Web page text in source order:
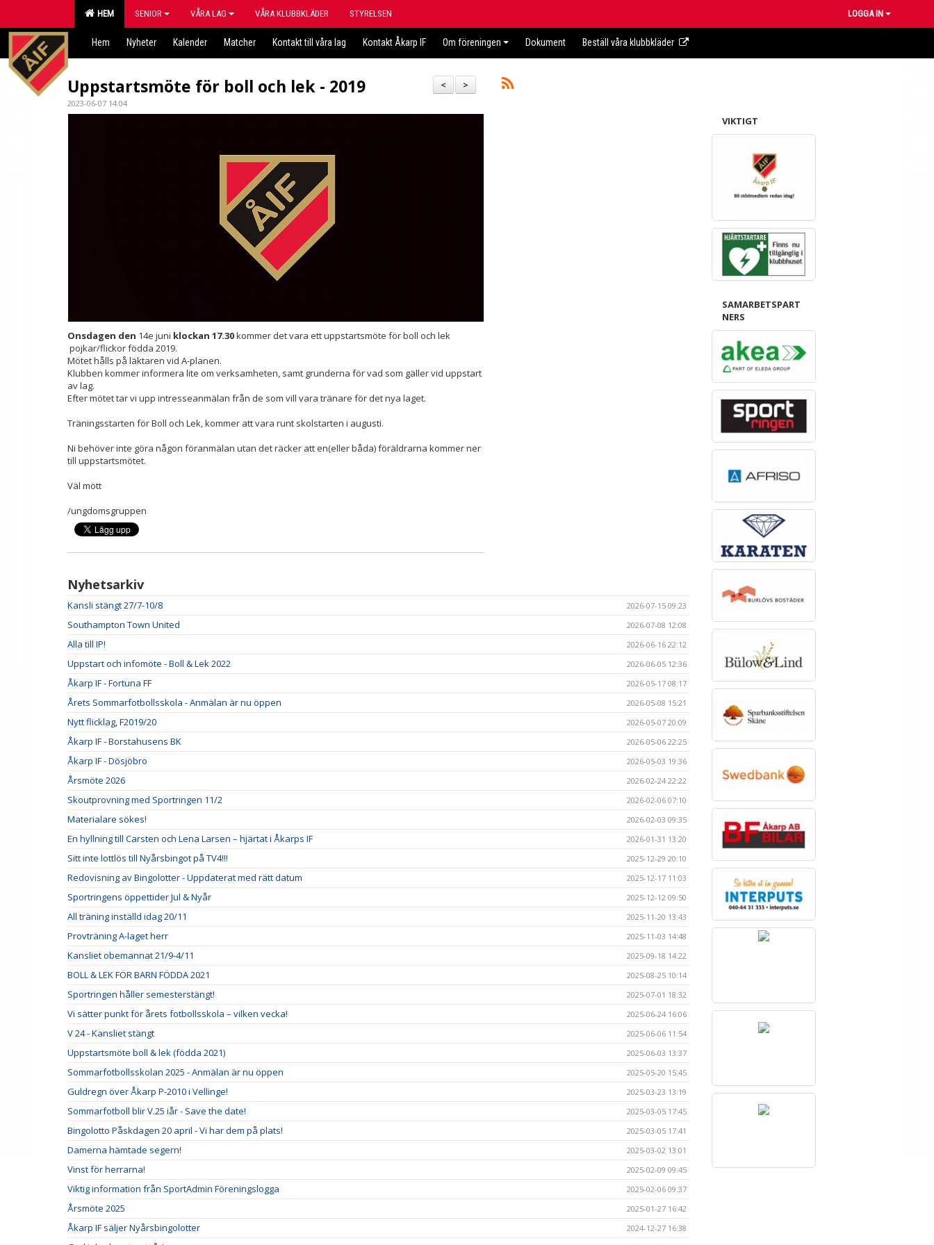
HEM SENIOR VÅRA LAG VÅRA KLUBBKLÄDER STYRELSEN LOGGA IN
Hem Nyheter Kalender Matcher Kontakt till våra lag Kontakt Åkarp IF Om föreningen Dokument Beställ våra klubbkläder
>
<
Uppstartsmöte för boll och lek - 2019
2023-06-07 14:04
Onsdagen den 14e juni klockan 17.30kommer det vara ett uppstartsmöte för boll och lek
pojkar/flickor födda 2019.
Mötet hålls på läktaren vid A-planen.
Klubben kommer informera lite om verksamheten, samt grunderna för vad som gäller vid uppstart
av lag.
Efter mötet tar vi upp intresseanmälan från de som vill vara tränare för det nya laget.
Träningsstarten för Boll och Lek, kommer att vara runt skolstarten i augusti.
Ni behöver inte göra någon föranmälan utan det räcker att en(eller båda) föräldrarna kommer ner
till uppstartsmötet.
Väl mött
/ungdomsgruppen
Nyhetsarkiv
Kansli stängt 27/7-10/8 2026-07-15 09:23
Southampton Town United 2026-07-08 12:08
Alla till IP! 2026-06-16 22:12
Uppstart och infomöte - Boll & Lek 2022 2026-06-05 12:36
Åkarp IF - Fortuna FF 2026-05-17 08:17
Årets Sommarfotbollsskola - Anmälan är nu öppen 2026-05-08 15:21
Nytt flicklag, F2019/20 2026-05-07 20:09
Åkarp IF - Borstahusens BK 2026-05-06 22:25
Åkarp IF - Dösjöbro 2026-05-03 19:36
Årsmöte 2026 2026-02-24 22:22
Skoutprovning med Sportringen 11/2 2026-02-06 07:10
Materialare sökes! 2026-02-03 09:35
En hyllning till Carsten och Lena Larsen – hjärtat i Åkarps IF 2026-01-31 13:20
Sitt inte lottlös till Nyårsbingot på TV4!!! 2025-12-29 20:10
Redovisning av Bingolotter - Uppdaterat med rätt datum 2025-12-17 11:03
Sportringens öppettider Jul & Nyår 2025-12-12 09:50
All träning inställd idag 20/11 2025-11-20 13:43
Provträning A-laget herr 2025-11-03 14:48
Kansliet obemannat 21/9-4/11 2025-09-18 14:22
BOLL & LEK FÖR BARN FÖDDA 2021 2025-08-25 10:14
Sportringen håller semesterstängt! 2025-07-01 18:32
Vi sätter punkt för årets fotbollsskola – vilken vecka! 2025-06-24 16:06
V 24 - Kansliet stängt 2025-06-06 11:54
Uppstartsmöte boll & lek (födda 2021) 2025-06-03 13:37
Sommarfotbollsskolan 2025 - Anmälan är nu öppen 2025-05-20 15:45
Guldregn över Åkarp P-2010 i Vellinge! 2025-03-23 13:19
Sommarfotboll blir V.25 iår - Save the date! 2025-03-05 17:45
Bingolotto Påskdagen 20 april - Vi har dem på plats! 2025-03-05 17:41
Damerna hämtade segern! 2025-03-02 13:01
Vinst för herrarna! 2025-02-09 09:45
Viktig information från SportAdmin Föreningslogga 2025-02-06 09:37
Årsmöte 2025 2025-01-27 16:42
Åkarp IF säljer Nyårsbingolotter 2024-12-27 16:38
VIKTIGT
SAMARBETSPART
NERS